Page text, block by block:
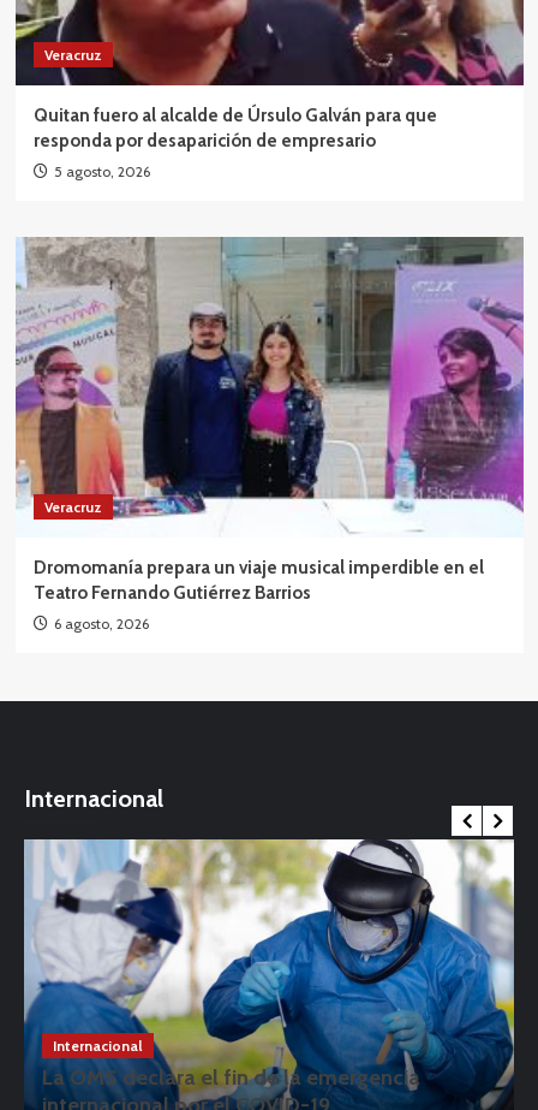
Veracruz
Quitan fuero al alcalde de Úrsulo Galván para que
responda por desaparición de empresario
5 agosto, 2026
Veracruz
Dromomanía prepara un viaje musical imperdible en el
Teatro Fernando Gutiérrez Barrios
6 agosto, 2026
Internacional
Internacional
La OMS declara el fin de la emergencia